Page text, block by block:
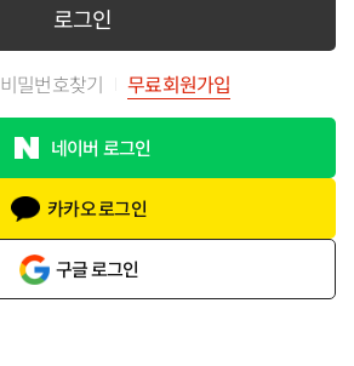
로그인
비밀번호찾기 무료회원가입
네이버 로그인
카카오 로그인
구글 로그인